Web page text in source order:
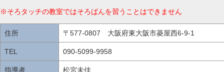
※そろタッチの教室ではそろばんを習うことはできません
住所 〒577-0807 大阪府東大阪市菱屋西6-9-1
TEL 090-5099-9958
指導者 松宮未佳